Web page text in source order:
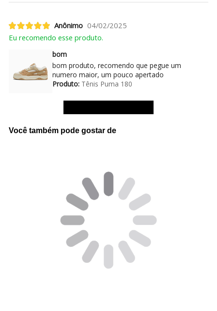
Anônimo 04/02/2025
Eu recomendo esse produto.
bom
bom produto, recomendo que pegue um
numero maior, um pouco apertado
Produto:Tênis Puma 180
Você também pode gostar de